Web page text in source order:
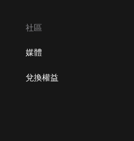
社區
媒體
兌換權益